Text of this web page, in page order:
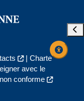
| Charte
avec le
conforme